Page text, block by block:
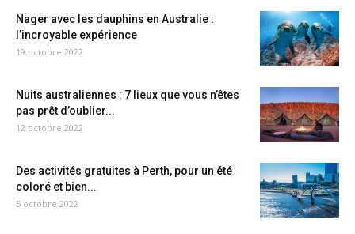
Nager avec les dauphins en Australie :
l’incroyable expérience
19 octobre 2022
Nuits australiennes : 7 lieux que vous n’êtes
pas prêt d’oublier...
12 octobre 2022
Des activités gratuites à Perth, pour un été
coloré et bien...
5 octobre 2022